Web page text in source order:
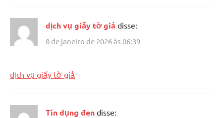
dịch vụ giấy tờ giả disse:
8 de janeiro de 2026 às 06:39
dịch vụ giấy tờ giả
Tín dụng đen disse: